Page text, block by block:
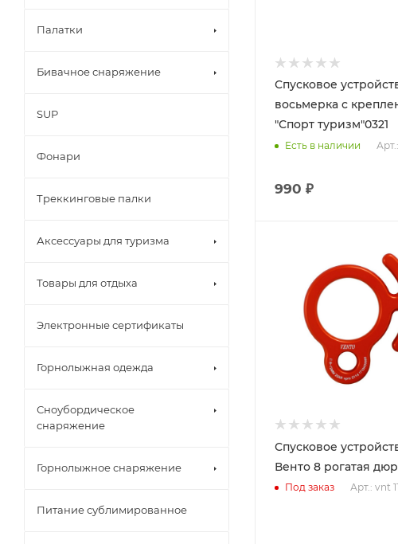
Спусковое
восьмерка с
"Спорт туризм"0321
Есть в наличии
990 ₽
Спусковое
Венто 8 рогатая
Под заказ Арт.: vnt
Палатки
Бивачное снаряжение
SUP
Фонари
Треккинговые палки
Аксессуары для туризма
Товары для отдыха
Электронные сертификаты
Горнолыжная одежда
Сноубордическое
снаряжение
Горнолыжное снаряжение
Питание сублимированное